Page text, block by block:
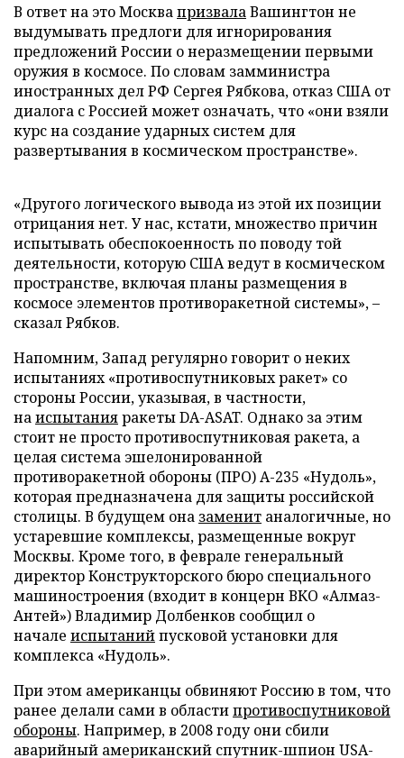
В ответ на это МосквапризвалаВашингтон не
выдумывать предлоги для игнорирования
предложений России о неразмещении первыми
оружия в космосе. По словам замминистра
иностранных дел РФ Сергея Рябкова, отказ США от
диалога с Россией может означать, что «они взяли
курс на создание ударных систем для
развертывания в космическом пространстве».
«Другого логического вывода из этой их позиции
отрицания нет. У нас, кстати, множество причин
испытывать обеспокоенность по поводу той
деятельности, которую США ведут в космическом
пространстве, включая планы размещения в
космосе элементов противоракетной системы», –
сказал Рябков.
Напомним, Запад регулярно говорит о неких
испытаниях «противоспутниковых ракет» со
стороны России, указывая, в частности,
наиспытанияракеты DA-ASAT. Однако за этим
стоит не просто противоспутниковая ракета, а
целая система эшелонированной
противоракетной обороны (ПРО) А-235 «Нудоль»,
которая предназначена для защиты российской
столицы. В будущем она заменит аналогичные, но
устаревшие комплексы, размещенные вокруг
Москвы. Кроме того, в феврале генеральный
директор Конструкторского бюро специального
машиностроения (входит в концерн ВКО «Алмаз-
Антей») Владимир Долбенков сообщил о
начале испытанийпусковой установки для
комплекса «Нудоль».
При этом американцы обвиняют Россию в том, что
ранее делали сами в областипротивоспутниковой
обороны. Например, в 2008 году они сбили
аварийный американский спутник-шпион USA-